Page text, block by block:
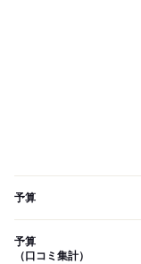
予算
予算
（口コミ集計）